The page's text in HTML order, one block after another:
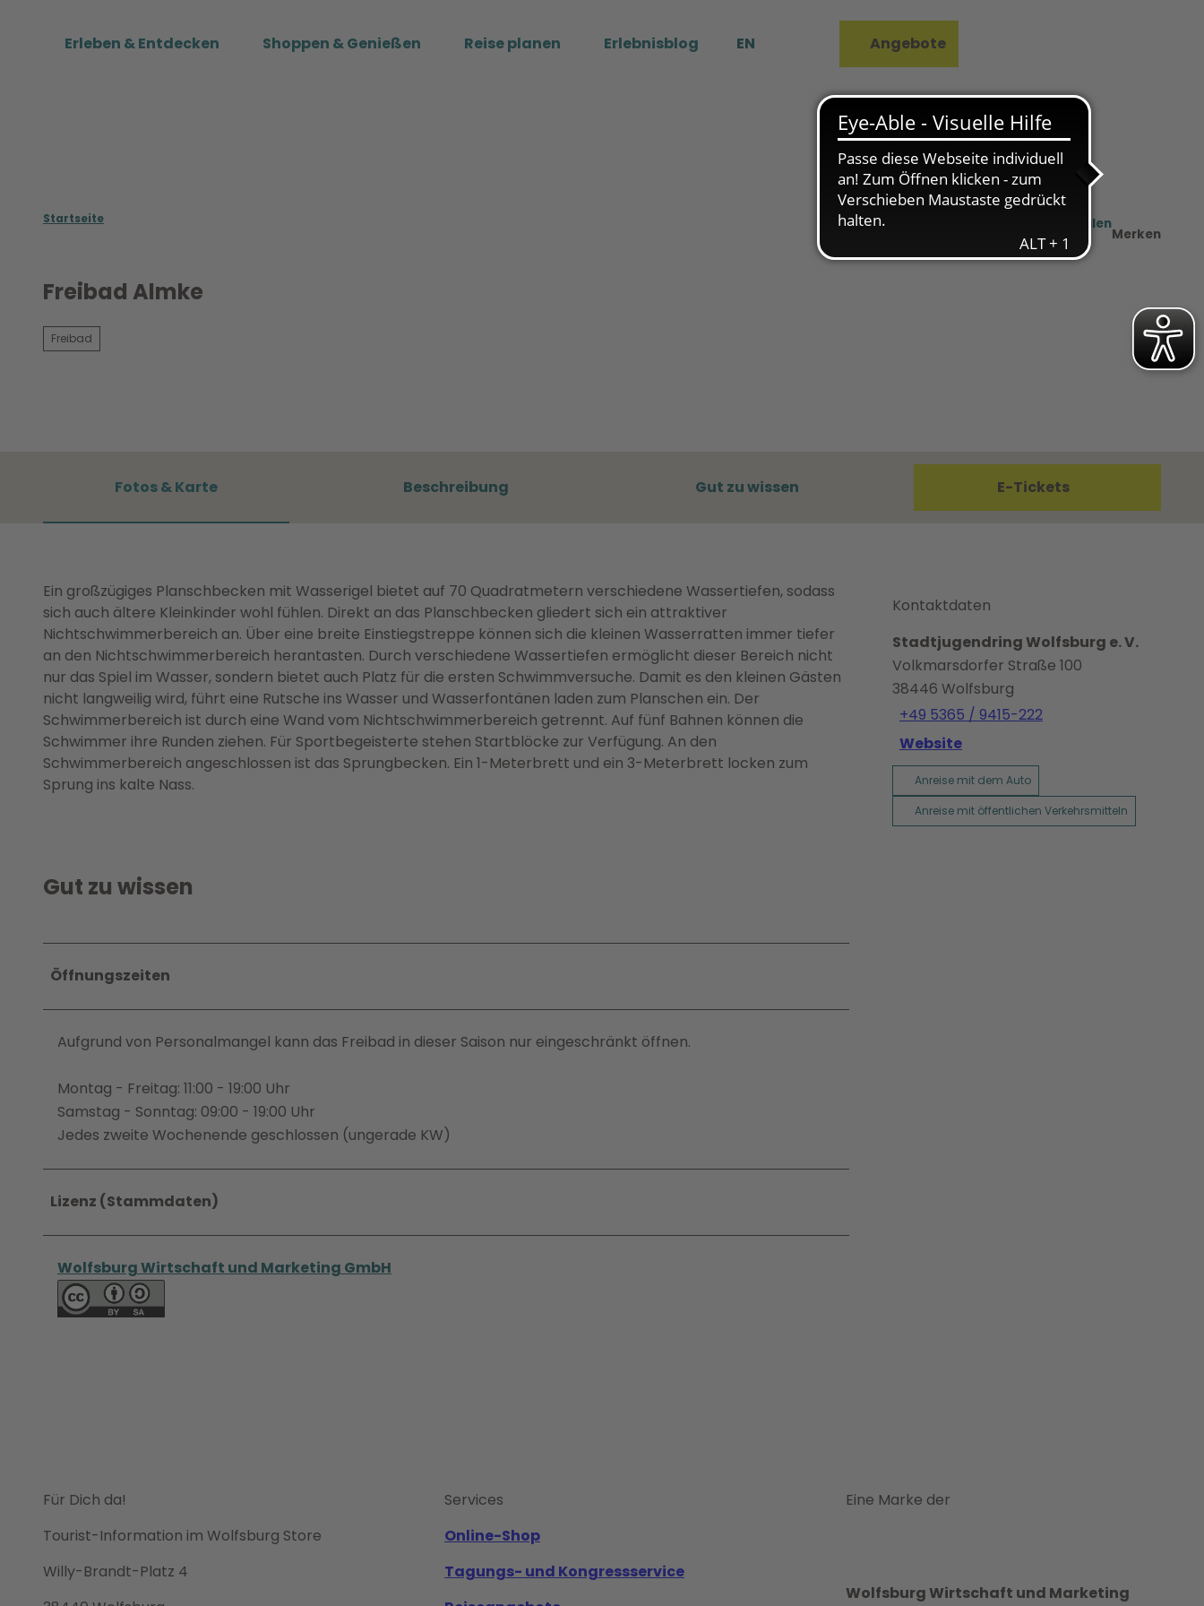
Erleben & Entdecken Shoppen & Genießen Reise planen Erlebnisblog EN Angebote
Startseite
PDF
Teilen
Merken
Freibad Almke
Freibad
Fotos & Karte Beschreibung Gut zu wissen E-Tickets
Ein großzügiges Planschbecken mit Wasserigel bietet auf 70 Quadratmetern verschiedene Wassertiefen, sodass
sich auch ältere Kleinkinder wohl fühlen. Direkt an das Planschbecken gliedert sich ein attraktiver
Nichtschwimmerbereich an. Über eine breite Einstiegstreppe können sich die kleinen Wasserratten immer tiefer
an den Nichtschwimmerbereich herantasten. Durch verschiedene Wassertiefen ermöglicht dieser Bereich nicht
nur das Spiel im Wasser, sondern bietet auch Platz für die ersten Schwimmversuche. Damit es den kleinen Gästen
nicht langweilig wird, führt eine Rutsche ins Wasser und Wasserfontänen laden zum Planschen ein. Der
Schwimmerbereich ist durch eine Wand vom Nichtschwimmerbereich getrennt. Auf fünf Bahnen können die
Schwimmer ihre Runden ziehen. Für Sportbegeisterte stehen Startblöcke zur Verfügung. An den
Schwimmerbereich angeschlossen ist das Sprungbecken. Ein 1-Meterbrett und ein 3-Meterbrett locken zum
Sprung ins kalte Nass.
Gut zu wissen
Öffnungszeiten
Aufgrund von Personalmangel kann das Freibad in dieser Saison nur eingeschränkt öffnen.
Montag - Freitag: 11:00 - 19:00 Uhr
Samstag - Sonntag: 09:00 - 19:00 Uhr
Jedes zweite Wochenende geschlossen (ungerade KW)
Lizenz (Stammdaten)
Wolfsburg Wirtschaft und Marketing GmbH
Kontaktdaten
Stadtjugendring Wolfsburg e. V.
Volkmarsdorfer Straße 100
38446 Wolfsburg
+49 5365 / 9415-222
Website
Anreise mit dem Auto
Anreise mit öffentlichen Verkehrsmitteln
Für Dich da!
Tourist-Information im Wolfsburg Store
Willy-Brandt-Platz 4
Services
Online-Shop
Tagungs- und Kongressservice
Eine Marke der
Wolfsburg Wirtschaft und Marketing